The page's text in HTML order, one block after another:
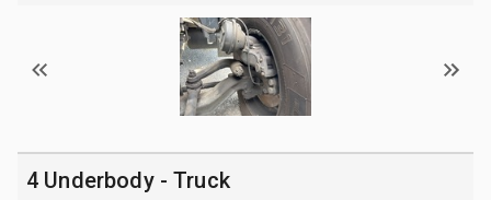
4 Underbody - Truck